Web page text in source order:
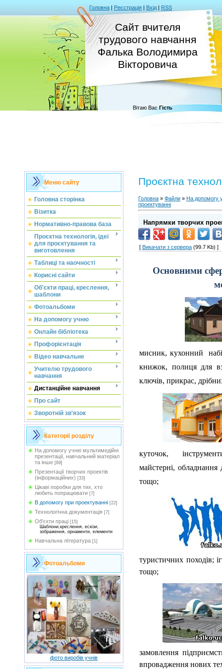
Головна | Реєстрація | Вхід | RSS
Сайт вчителя
трудового навчання
Фалька Володимира
Вікторовича
Вітаю Вас Гість
Меню сайту
Головна сторінка
Візитка
Нормативно-правова база
Проєктна технологія, ідеї
для проєктування та
виготовлення
Таблиці та наочності
Корисні сайти
Об'єкти праці, креслення,
шаблони
Фотоальбоми
На допомогу учню
Онлайн бібліотека
Профорієнтація
Відео навчальне
Учителю трудового
навчання
Дистанційне навчання
Про сайт
Зворотній зв'язок
Категорії розділу
На допомогу учню мультимедійні
презентації, навчальний матеріал
та інше [69]
Презентації творчих проектів
(інформаційних) [33]
Цікаві поробки для тих, хто
любить попрацювати [7]
В допомогу при проектуванні [22]
Технологічна документація [7]
Об'єкти праці [15]
Шаблони,креслення, ескізи,
зображення, орнаменти, елементи
Навчальна література [1]
Фотоальбоми
фото виробів учнів
Проєктна
Головна » Файли » На допомогу
проектуванні
Напрямки творчих
[ Викачати з сервера (99.7 Kb) ]
Основними
мисник, кухонний
книжок, полиця для
ключів, прикрас,
куточок,
майстерні, обладнання
тощо;
туристичних походів;
тощо;
замовлення
впровадження нових